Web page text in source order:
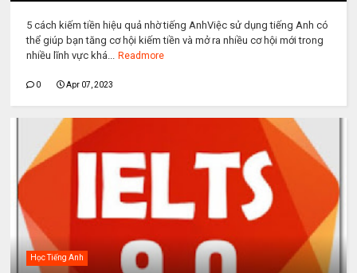
5 cách kiếm tiền hiệu quả nhờ tiếng AnhViệc sử dụng tiếng Anh có
thể giúp bạn tăng cơ hội kiếm tiền và mở ra nhiều cơ hội mới trong
nhiều lĩnh vực khá... Readmore
0 Apr 07, 2023
Học Tiếng Anh